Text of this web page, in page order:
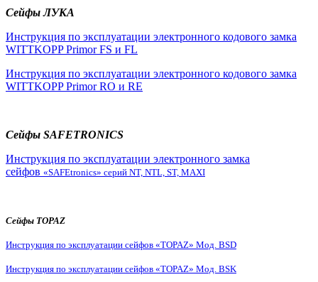
Сейфы ЛУКА
Инструкция по эксплуатации электронного кодового замка
WITTKOPP Primor FS и FL
Инструкция по эксплуатации электронного кодового замка
WITTKOPP Primor RO и RE
Сейфы SAFETRONICS
Инструкция по эксплуатации электронного замка
сейфов «SAFEtronics» серий NT, NTL, ST, MAXI
Сейфы TOPAZ
Инструкция по эксплуатации сейфов «TOPAZ» Мод. BSD
Инструкция по эксплуатации сейфов «TOPAZ» Мод. BSK